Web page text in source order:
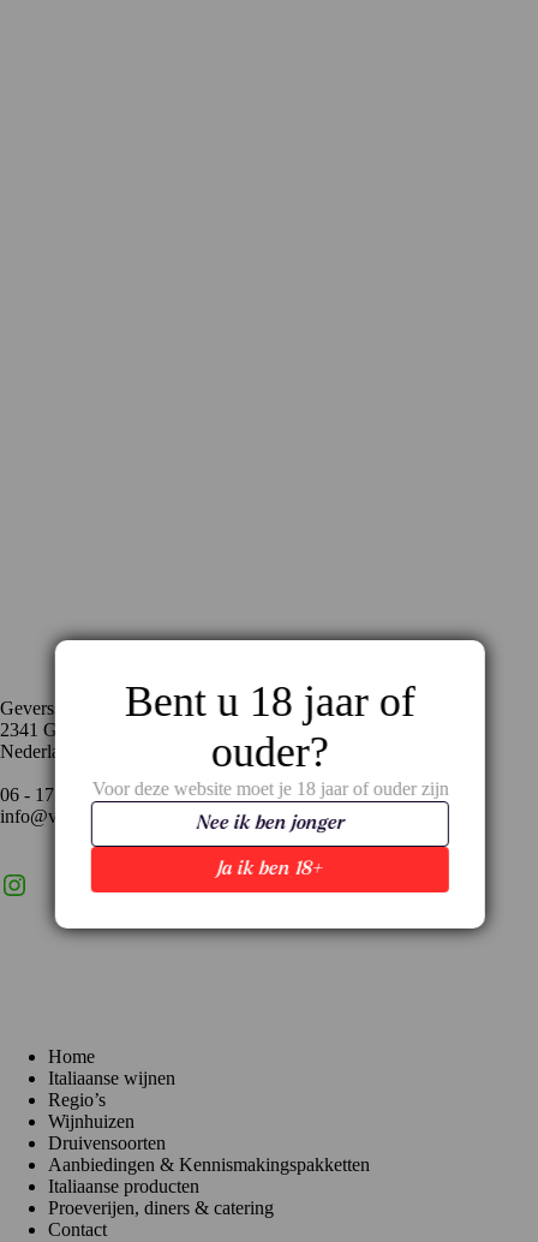
Geversstraat 35
2341 GA Oegstgeest
Nederland
06 - 17 59 02 94
info@vinopronto.nl
InstagramLinkedIn
Home
Italiaanse wijnen
Regio’s
Wijnhuizen
Druivensoorten
Aanbiedingen & Kennismakingspakketten
Italiaanse producten
Proeverijen, diners & catering
Contact
Bent u 18 jaar of
ouder?
Voor deze website moet je 18 jaar of ouder zijn
Ja ik ben 18+
Nee ik ben jonger